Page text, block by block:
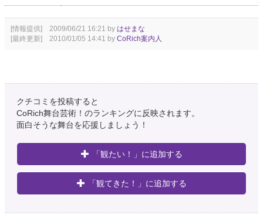
[情報提供] 2009/06/21 16:21 by はせまな
[最終更新] 2010/01/05 14:41 by CoRich案内人
クチコミを投稿すると
CoRich舞台芸術！のランキングに反映されます。
面白そうな舞台を応援しましょう！
「観たい！」に追加する
「観てきた！」に追加する